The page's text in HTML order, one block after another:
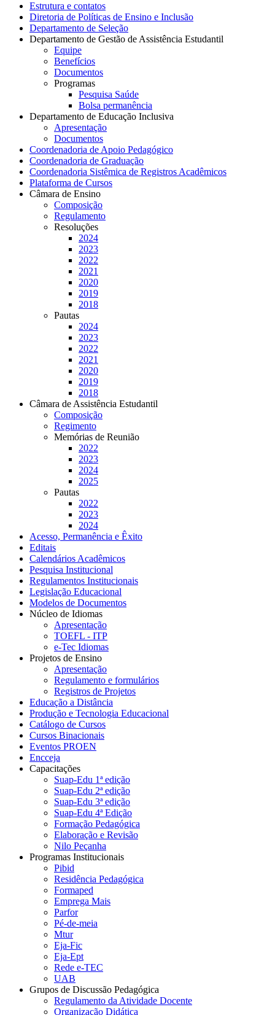
Estrutura e contatos
Diretoria de Políticas de Ensino e Inclusão
Departamento de Seleção
Departamento de Gestão de Assistência Estudantil
Equipe
Benefícios
Documentos
Programas
Pesquisa Saúde
Bolsa permanência
Departamento de Educação Inclusiva
Apresentação
Documentos
Coordenadoria de Apoio Pedagógico
Coordenadoria de Graduação
Coordenadoria Sistêmica de Registros Acadêmicos
Plataforma de Cursos
Câmara de Ensino
Composição
Regulamento
Resoluções
2024
2023
2022
2021
2020
2019
2018
Pautas
2024
2023
2022
2021
2020
2019
2018
Câmara de Assistência Estudantil
Composição
Regimento
Memórias de Reunião
2022
2023
2024
2025
Pautas
2022
2023
2024
Acesso, Permanência e Êxito
Editais
Calendários Acadêmicos
Pesquisa Institucional
Regulamentos Institucionais
Legislação Educacional
Modelos de Documentos
Núcleo de Idiomas
Apresentação
TOEFL - ITP
e-Tec Idiomas
Projetos de Ensino
Apresentação
Regulamento e formulários
Registros de Projetos
Educação a Distância
Produção e Tecnologia Educacional
Catálogo de Cursos
Cursos Binacionais
Eventos PROEN
Encceja
Capacitações
Suap-Edu 1ª edição
Suap-Edu 2ª edição
Suap-Edu 3ª edição
Suap-Edu 4ª Edição
Formação Pedagógica
Elaboração e Revisão
Nilo Peçanha
Programas Institucionais
Pibid
Residência Pedagógica
Formaped
Emprega Mais
Parfor
Pé-de-meia
Mtur
Eja-Fic
Eja-Ept
Rede e-TEC
UAB
Grupos de Discussão Pedagógica
Regulamento da Atividade Docente
Organização Didática